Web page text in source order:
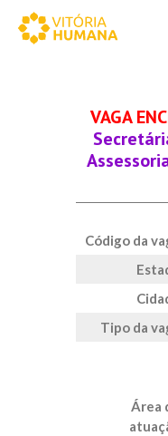
VAGA
Código da
Tipo da
Área